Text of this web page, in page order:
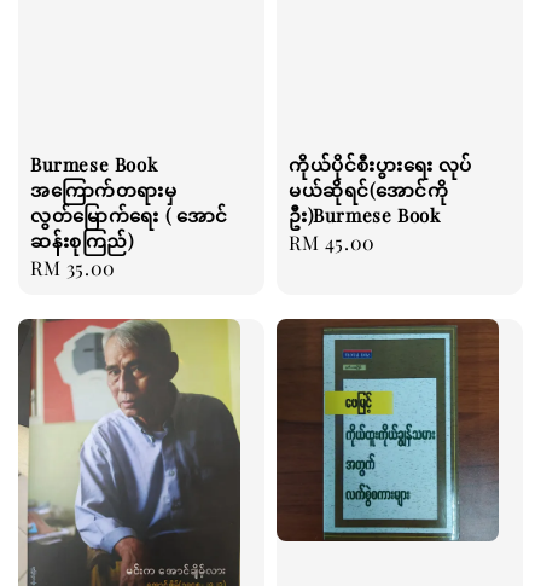
Burmese Book
အကြောက်တရားမှ
လွတ်မြောက်ရေး ( အောင်
ဆန်းစုကြည်)
Regular
RM 35.00
ကိုယ်ပိုင်စီးပွားရေး လုပ်
မယ်ဆိုရင်(အောင်ကို
ဦး)Burmese Book
Regular
RM 45.00